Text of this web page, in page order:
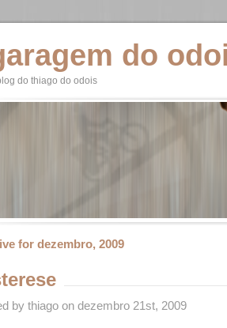
do
do thiago do odois
for dezembro, 2009
by thiago on dezembro 21st, 2009